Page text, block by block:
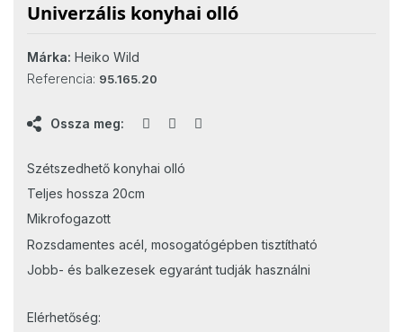
Univerzális konyhai olló
Márka: Heiko Wild
Referencia: 95.165.20
Ossza meg:
Szétszedhető konyhai olló
Teljes hossza 20cm
Mikrofogazott
Rozsdamentes acél, mosogatógépben tisztítható
Jobb- és balkezesek egyaránt tudják használni
Elérhetőség: